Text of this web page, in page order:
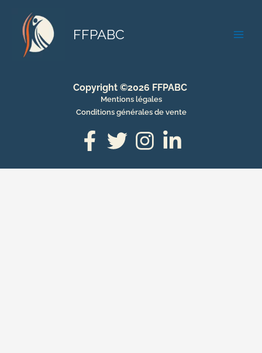
contenu
FFPABC
Copyright ©2026 FFPABC
Mentions légales
Conditions générales de vente